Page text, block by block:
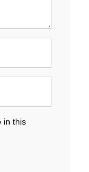
in this